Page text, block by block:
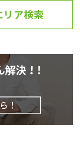
リア検索